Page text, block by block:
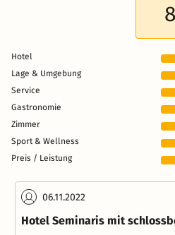
Hotel
Lage & Umgebung
Service
Gastronomie
Zimmer
Sport & Wellness
Preis / Leistung
06.11.2022
Hotel Seminaris mit